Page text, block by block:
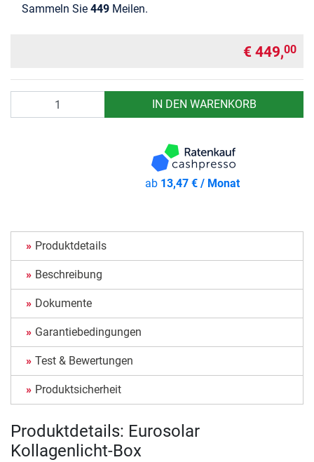
Sammeln Sie 449 Meilen.
€ 449,00
IN DEN WARENKORB
ab 13,47 € / Monat
Produktdetails
Beschreibung
Dokumente
Garantiebedingungen
Test & Bewertungen
Produktsicherheit
Produktdetails: Eurosolar
Kollagenlicht-Box